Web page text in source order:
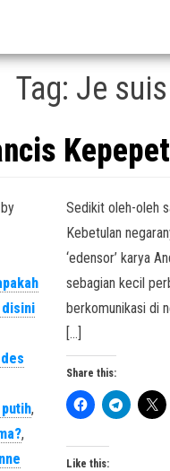
Tag: Je
by
disini
,
,
Sedikit oleh-oleh
Kebetulan
‘edensor’ karya
sebagian kecil
berkomunikasi di
[…]
Share this:
Like this: